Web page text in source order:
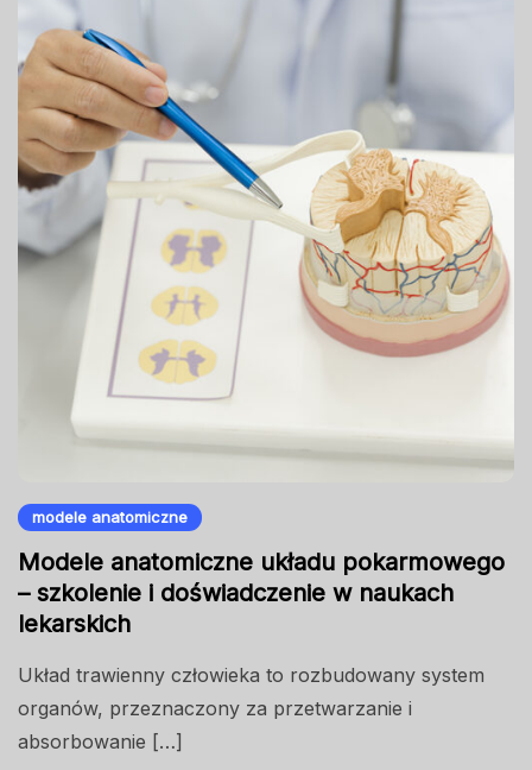
modele anatomiczne
Modele anatomiczne układu pokarmowego
– szkolenie i doświadczenie w naukach
lekarskich
Układ trawienny człowieka to rozbudowany system
organów, przeznaczony za przetwarzanie i
absorbowanie […]